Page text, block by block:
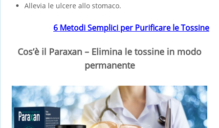
Allevia le ulcere allo stomaco.
6 Metodi Semplici per Purificare le Tossine
Cos’è il Paraxan – Elimina le tossine in modo
permanente